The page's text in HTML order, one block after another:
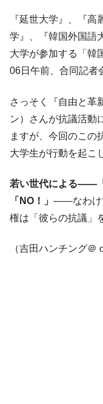
『Money1』
韓国
『Money1』
韓国
営業利益80.2％も減少
にぶん殴る法案」提
する差別。許しては
韓国
他人事のような発言
『Money1』
韓国･
日(水)もサイドカー
発動！
IT産
『延世大学』、『
学』、『韓国外国語
大学が参加する「韓
06日午前、合同記者
さっそく『自由と革
ン）さんが抗議活動
ますが、今回のこの
大学生が行動を起こ
若い世代による――
「NO！」 ――なわけ
権は「彼らの抗議」
（吉田ハンチング＠